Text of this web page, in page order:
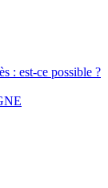
: est-ce possible ?